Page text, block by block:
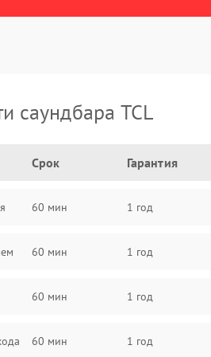
саундбара TCL
Срок Гарантия
60 мин 1 год
60 мин 1 год
60 мин 1 год
60 мин 1 год